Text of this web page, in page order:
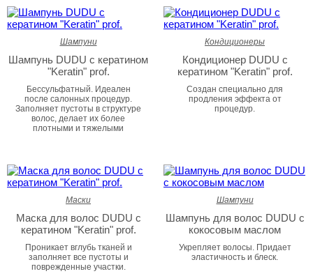
Шампуни
Шампунь DUDU с кератином
"Keratin" prof.
Бессульфатный. Идеален
после салонных процедур.
Заполняет пустоты в структуре
волос, делает их более
плотными и тяжелыми
Кондиционеры
Кондиционер DUDU с
кератином "Keratin" prof.
Создан специально для
продления эффекта от
процедур.
Маски
Маска для волос DUDU с
кератином "Keratin" prof.
Проникает вглубь тканей и
заполняет все пустоты и
поврежденные участки.
Шампуни
Шампунь для волос DUDU с
кокосовым маслом
Укрепляет волосы. Придает
эластичность и блеск.